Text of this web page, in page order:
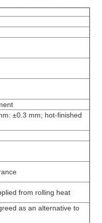
±0.3 mm; hot-finished
from rolling heat
as an alternative to